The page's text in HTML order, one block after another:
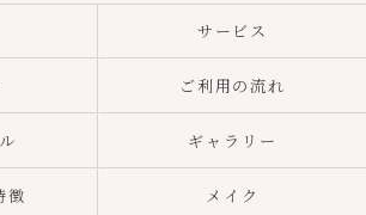
サービス
ご利用の流れ
ギャラリー
徴 メイク